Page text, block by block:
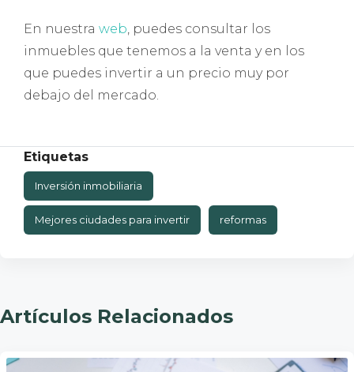
En nuestra web, puedes consultar los
inmuebles que tenemos a la venta y en los
que puedes invertir a un precio muy por
debajo del mercado.
Etiquetas
Inversión inmobiliaria
Mejores ciudades para invertir reformas
Artículos Relacionados